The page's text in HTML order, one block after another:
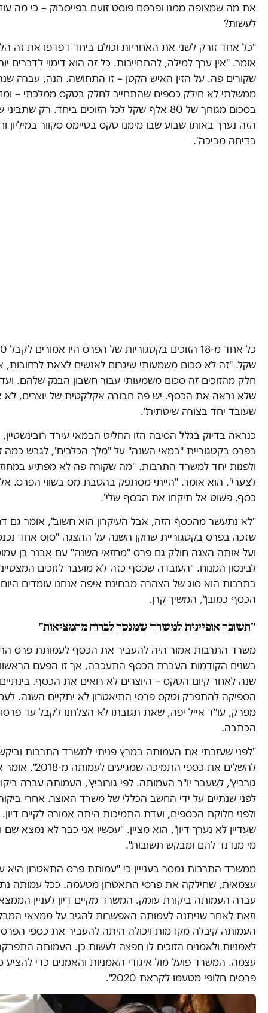
את מה שמצופה ממנו ופרסם פוסט זועם בפייסבוק – כי מה
לעשות?
"כל אחד זורק לשני את האחריות וכולם ביחד דפדפו את זה
אומר. "אין ערך למילה, להתחייבות. כל זה הוא דימוי לדברים
שקורים פה. על הזין האיש הקטן – זו התחושה. הנה, עברה
ממשלתי לא חילק כספים שהתחייב לחלק בטקס ממלכתי –
בסכום מגוחך של 80 אלף שקל לכל הזוכים ביחד. רק
הזה נערך באותו שבוע שבו מימנו טקס בטיימס סקוור במיליון
בדיחה מביכה".
כל אחד מ-
שקל. "זה לא סכום משמעותי שיגרום לאנשים לצאת לרחובות,
חלק מהזוכים זה סכום משמעותי עבור חשבון הבנק שלהם.
שלא נראה את הכסף. יש פה חבורה אקלקטית של יוצרים, לא
שעובד יחד בצורה שיטתית".
כנראה בדיוק בגלל הסיבה הזו החליט הבמאי עירד
בפרס בקטגוריית "במאי השנה" על "מלך הכלבים", לגבש כמה
ולפנות יחד למשרד התרבות. "מה שקורה פה לא מפתיע
לצערי", הוא אומר. "הייתי מסתפק בהטבת מס בשווי הפרס. אל
כסף, פשוט אל תיקחו את הכסף שלי".
"לא נתעשר מהכסף הזה, אבל העיקרון הוא חשוב", אומר גם
שזכה בפרס בקטגוריית שחקן השנה על ההצגה "סוס אחד
ועל אותה הצגה חולק גם פרס "מחזאי השנה" עם אבנר בן
לבינסון המנוח. "העובדה שכסף כזה לא מועבר לזוכים
בתרבות הוא סוג של הצהרה מבחינת איפה אנחנו עומדים
הכסף כמובן", המשיך קרן.
"תשובה אופיינית למשרד שמנסה לברוח מהמציאות"
משרד התרבות אמור היה להעביר את הכסף לעמותת פרס
בשנים הקודמות העברת הכסף התעכבה, אך זו הפעם
שנה לאחר קיום הטקס – היוצרים לא רואים את הכסף.
הספיקה להתפרק וטקס פרסי התיאטרון לא יתקיים השנה.
מפרק, עו"ד אייל יפה, שאת תגובתו לא הצלחנו לקבל עד
הכתבה.
"לפני שעזבתי את העמותה במרץ פניתי למשרד התרבות
להשלים את כספי התמיכה שמגיעים
גורביץ', לשעבר יו"ר העמותה. לפי גורוביץ', העמותה עברה
לפני שנתיים על ידי החשב הכללי של משרד האוצר. אחרי
ולפני חלוקת הכספים, ועדת התמיכות היתה אמורה לקיים
שעדיין לא נערך דיון", הוא מציין. "עכשיו אני כבר לא נמצא שם
מי מנדנד להם ומבקש תשובות".
ממשרד התרבות נמסר בענייין כי "עמותת פרס התאטרון היא
עצמאית, שחילקה את פרסי התאטרון מטעמה. ככל עמותה
עברה העמותה ביקורת עומק. המשרד מקיים דיון לעניין
וזאת לאחר שניתנה לעמותה האפשרות להגיב על ממצאי
העמותה קיבלה מקדמות ויכולה היתה להעביר את כספי
לאמניות ולאמנים הזוכים לו חפצה לעשות כן. העמותה
עצמה. המשרד פועל מול איגודי האמניות והאמנים כדי להציע
פרסים חלופי מטעמו לקראת 2020".